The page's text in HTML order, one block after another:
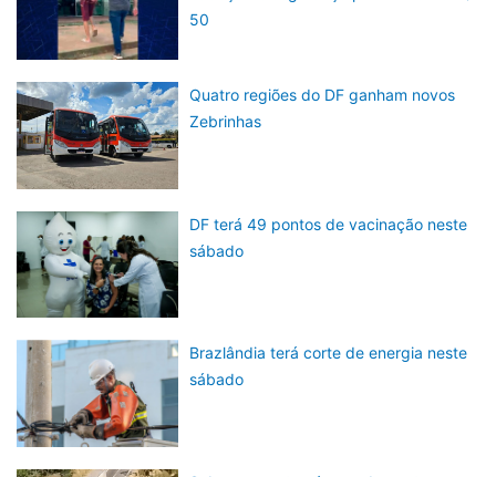
50
Quatro regiões do DF ganham novos
Zebrinhas
DF terá 49 pontos de vacinação neste
sábado
Brazlândia terá corte de energia neste
sábado